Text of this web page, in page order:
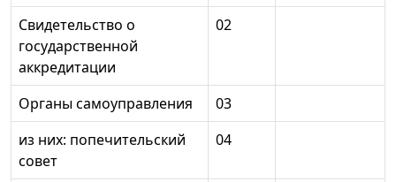
Свидетельство о
государственной
аккредитации
02
Органы самоуправления
03
из них: попечительский
совет
04